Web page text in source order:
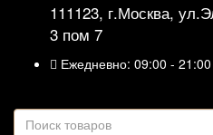
111123, г.Москва,
3 пом 7
Ежедневно: 09:00 - 21:00